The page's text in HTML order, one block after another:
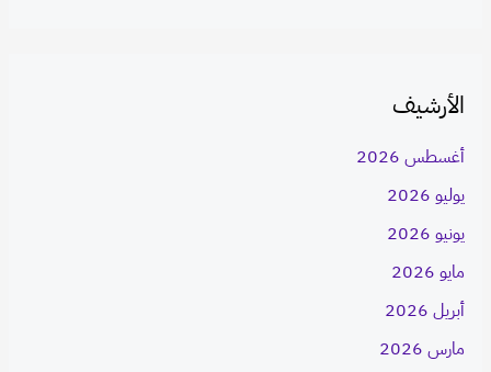
الأرشيف
أغسطس 2026
يوليو 2026
يونيو 2026
مايو 2026
أبريل 2026
مارس 2026